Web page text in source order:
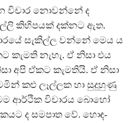
විචාර නොවන්නේ ද
කිහිපයක් දක්නට ඇත.
සැකිල්ල වන්නේ මෙය ය
කැමති නැහැ. ඒ නිසා එය
අපි ඒකට කැමතියි. ඒ නිසා
කළු ලෑල්ලක හා සුදුහුණු
ආර්ථික විචාරය බොහෝ
ද සමපාත වේ. හොඳ-